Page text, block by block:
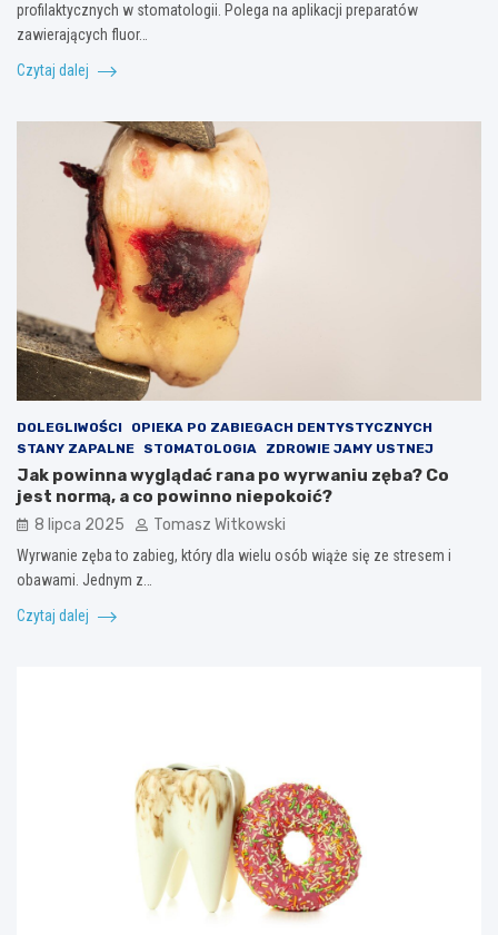
profilaktycznych w stomatologii. Polega na aplikacji preparatów
zawierających fluor…
Czytaj dalej
DOLEGLIWOŚCI
OPIEKA PO ZABIEGACH DENTYSTYCZNYCH
STANY ZAPALNE
STOMATOLOGIA ZDROWIE JAMY USTNEJ
Jak powinna wyglądać rana po wyrwaniu zęba? Co
jest normą, a co powinno niepokoić?
8 lipca 2025 Tomasz Witkowski
Wyrwanie zęba to zabieg, który dla wielu osób wiąże się ze stresem i
obawami. Jednym z…
Czytaj dalej